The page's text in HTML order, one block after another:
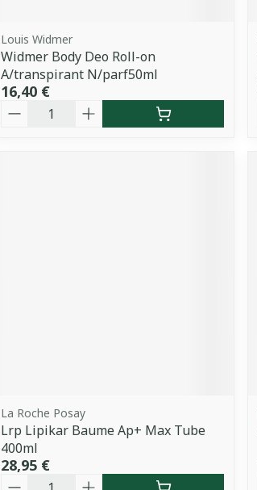
Louis Widmer
Widmer Body Deo Roll-on
A/transpirant N/parf50ml
16,40 €
Quantité
La Roche Posay
Lrp Lipikar Baume Ap+ Max Tube
400ml
28,95 €
Quantité